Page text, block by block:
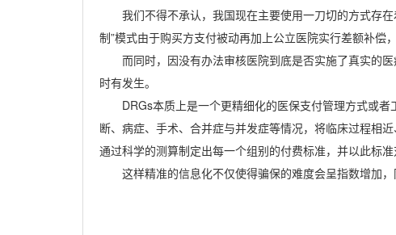
我们不得不承认，我国现在主要使用一刀切的方式存
制”模式由于购买方支付被动再加上公立医院实行差额补偿
而同时，因没有办法审核医院到底是否实施了真实的
时有发生。
DRGs本质上是一个更精细化的医保支付管理方式或者
断、病症、手术、合并症与并发症等情况，将临床过程相
通过科学的测算制定出每一个组别的付费标准，并以此标
这样精准的信息化不仅使得骗保的难度会呈指数增加